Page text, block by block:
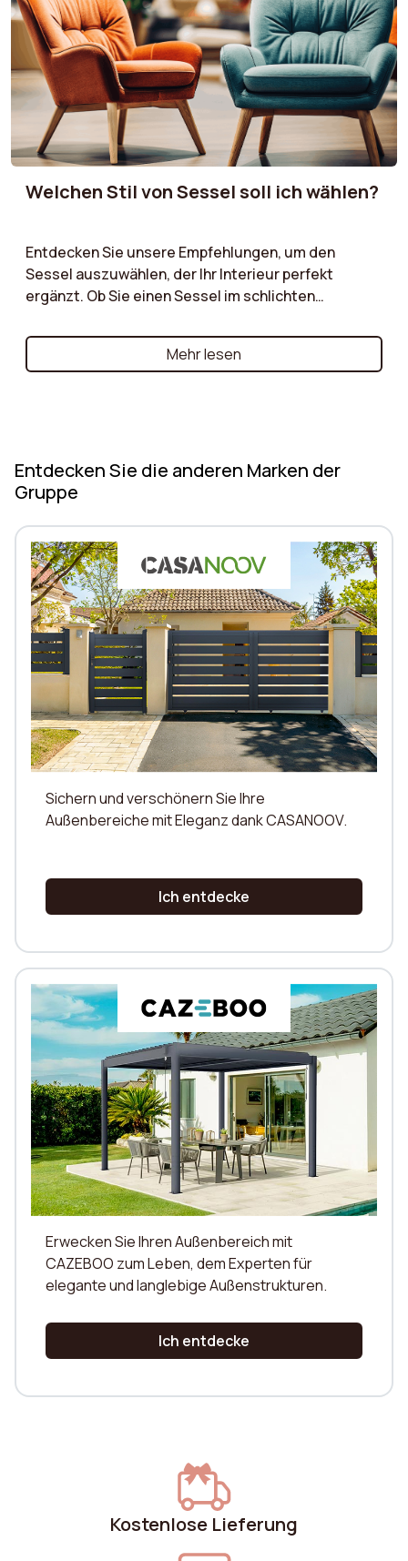
Ihnen, die richtige Wahl zu treffen.
Welchen Stil von Sessel soll ich wählen?
Entdecken Sie unsere Empfehlungen, um den
Sessel auszuwählen, der Ihr Interieur perfekt
ergänzt. Ob Sie einen Sessel im schlichten
Modell oder einen zeitlosen klassischen Sessel
suchen – wir führen Sie durch die wesentlichen
Mehr lesen
Entdecken Sie die anderen Marken der
Gruppe
Sichern und verschönern Sie Ihre
Außenbereiche mit Eleganz dank CASANOOV.
Ich entdecke
Erwecken Sie Ihren Außenbereich mit
CAZEBOO zum Leben, dem Experten für
elegante und langlebige Außenstrukturen.
Ich entdecke
Kostenlose Lieferung